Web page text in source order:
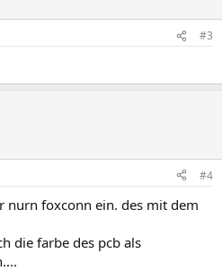
#3
#4
nurn foxconn ein. des mit dem
die farbe des pcb als